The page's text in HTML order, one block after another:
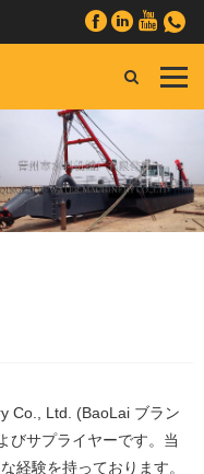
Co., Ltd. (BaoLai ブラン
びサプライヤーです。当
経験を持っております。